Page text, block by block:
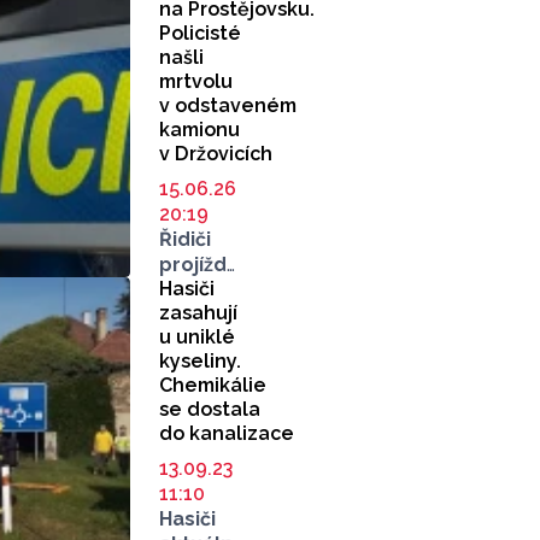
na Prostějovsku.
Policisté
našli
mrtvolu
v odstaveném
kamionu
v Držovicích
15.06.26
20:19
Řidiči
projíždějící
kolem
obchodní
zóny
v Držovicích
si dva
dny
mohli
všímat
odstaveného
kamionu.
Hasiči
zasahují
u uniklé
kyseliny.
Chemikálie
se dostala
do kanalizace
13.09.23
11:10
Hasiči